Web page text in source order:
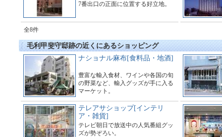
7番出口の正面に位置する好立地。
全8件
毛利甲斐守邸跡の近くにあるショッピング
ナショナル麻布[食料品・地酒]
豊富な輸入食材、ワインや各国の旬
の野菜など、輸入グッズが手に入る
マーケット。
テレアサショップ[インテリ
ア・雑貨]
テレビ朝日で放送中の人気番組グッ
ズが勢ぞろい。